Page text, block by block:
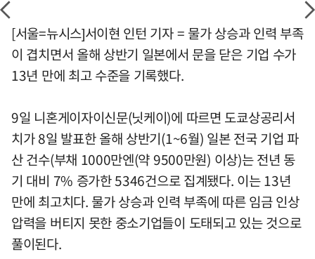
[서울=뉴시스]서이현 인턴 기자 = 물가 상승과 인력 부족
이 겹치면서 올해 상반기 일본에서 문을 닫은 기업 수가
13년 만에 최고 수준을 기록했다.
9일 니혼게이자이신문(닛케이)에 따르면 도쿄상공리서
치가 8일 발표한 올해 상반기(1~6월) 일본 전국 기업 파
산 건수(부채 1000만엔(약 9500만원) 이상)는 전년 동
기 대비 7% 증가한 5346건으로 집계됐다. 이는 13년
만에 최고치다. 물가 상승과 인력 부족에 따른 임금 인상
압력을 버티지 못한 중소기업들이 도태되고 있는 것으로
풀이된다.